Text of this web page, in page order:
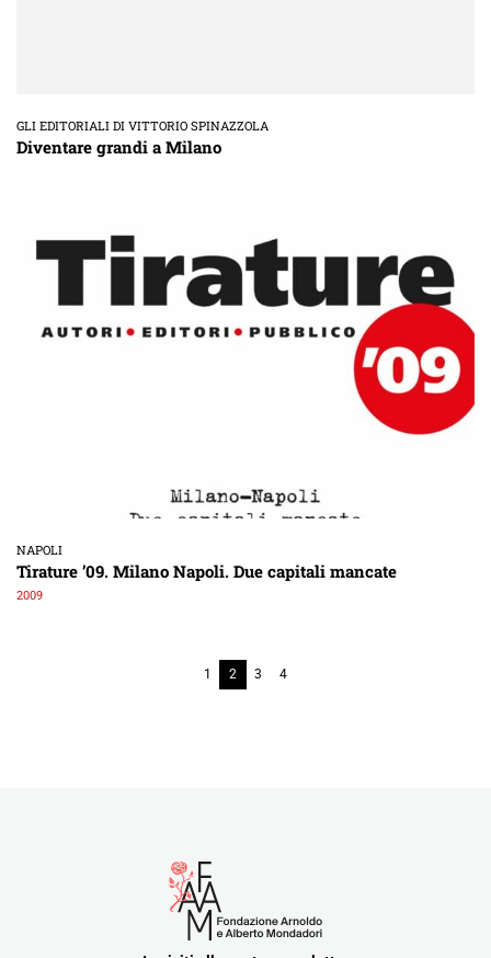
GLI EDITORIALI DI VITTORIO SPINAZZOLA
Diventare grandi a Milano
NAPOLI
Tirature ’09. Milano Napoli. Due capitali mancate
2009
1 2 3 4